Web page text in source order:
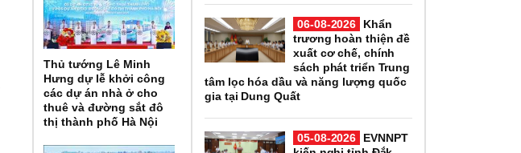
Thủ tướng Lê Minh
Hưng dự lễ khởi công
các dự án nhà ở cho
thuê và đường sắt đô
thị thành phố Hà Nội
06-08-2026
Khẩn
trương hoàn thiện đề
xuất cơ chế, chính
sách phát triển Trung
tâm lọc hóa dầu và năng lượng quốc
gia tại Dung Quất
05-08-2026
EVNNPT